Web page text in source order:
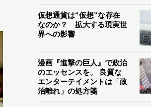
仮想通貨は“仮想”な存在
なのか？ 拡大する現実世
界への影響
漫画『進撃の巨人』で政治
のエッセンスを。 良質な
エンターテイメントは「政
治離れ」の処方箋